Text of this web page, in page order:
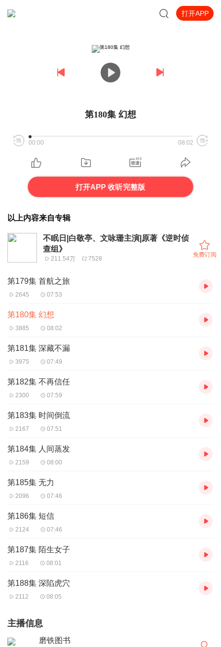
打开APP
第180集 幻想
00:00 08:02
打开APP 收听完整版
以上内容来自专辑
不眠日|白敬亭、文咏珊主演|原著《逆时侦
查组》
211.54万 7528
免费订阅
第179集 首航之旅
2645 07:53
第180集 幻想
3885 08:02
第181集 深藏不漏
3975 07:49
第182集 不再信任
2300 07:59
第183集 时间倒流
2167 07:51
第184集 人间蒸发
2159 08:00
第185集 无力
2096 07:46
第186集 短信
2124 07:46
第187集 陌生女子
2116 08:01
第188集 深陷虎穴
2112 08:05
主播信息
磨铁图书